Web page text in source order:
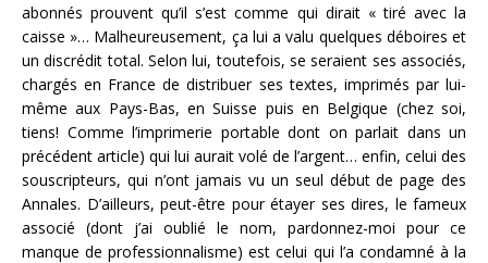
abonnés prouvent qu’il s’est comme qui dirait « tiré avec la
caisse »… Malheureusement, ça lui a valu quelques déboires et
un discrédit total. Selon lui, toutefois, se seraient ses associés,
chargés en France de distribuer ses textes, imprimés par lui-
même aux Pays-Bas, en Suisse puis en Belgique (chez soi,
tiens! Comme l’imprimerie portable dont on parlait dans un
précédent article) qui lui aurait volé de l’argent… enfin, celui des
souscripteurs, qui n’ont jamais vu un seul début de page des
Annales. D’ailleurs, peut-être pour étayer ses dires, le fameux
associé (dont j’ai oublié le nom, pardonnez-moi pour ce
manque de professionnalisme) est celui qui l’a condamné à la